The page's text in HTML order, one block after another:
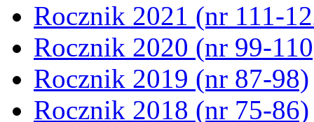
Rocznik 2021 (nr 111-
Rocznik 2020 (nr 99-
Rocznik 2019 (nr 87-98)
Rocznik 2018 (nr 75-86)